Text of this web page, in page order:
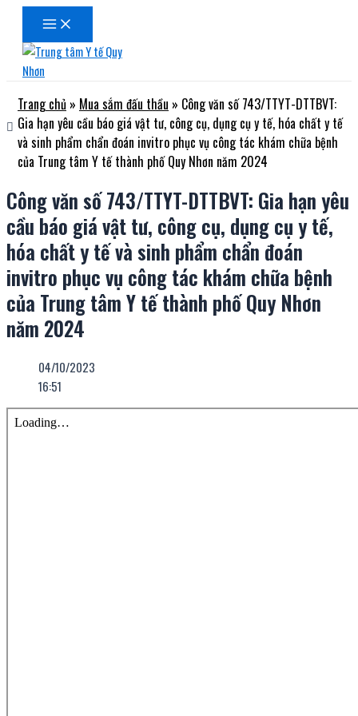
Nhảy
dung
Main
Menu
Trang chủ » Mua sắm đấu thầu » Công văn số 743/TTYT-DTTBVT:
Gia hạn yêu cầu báo giá vật tư, công cụ, dụng cụ y tế, hóa chất y tế
và sinh phẩm chẩn đoán invitro phục vụ công tác khám chữa bệnh
của Trung tâm Y tế thành phố Quy Nhơn năm 2024
Công văn số 743/TTYT-DTTBVT: Gia hạn yêu
cầu báo giá vật tư, công cụ, dụng cụ y tế,
hóa chất y tế và sinh phẩm chẩn đoán
invitro phục vụ công tác khám chữa bệnh
của Trung tâm Y tế thành phố Quy Nhơn
năm 2024
04/10/2023
16:51